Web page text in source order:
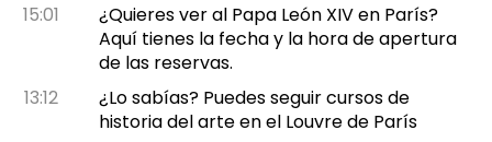
15:01
¿Quieres ver al Papa León XIV en París?
Aquí tienes la fecha y la hora de apertura
de las reservas.
13:12
¿Lo sabías? Puedes seguir cursos de
historia del arte en el Louvre de París